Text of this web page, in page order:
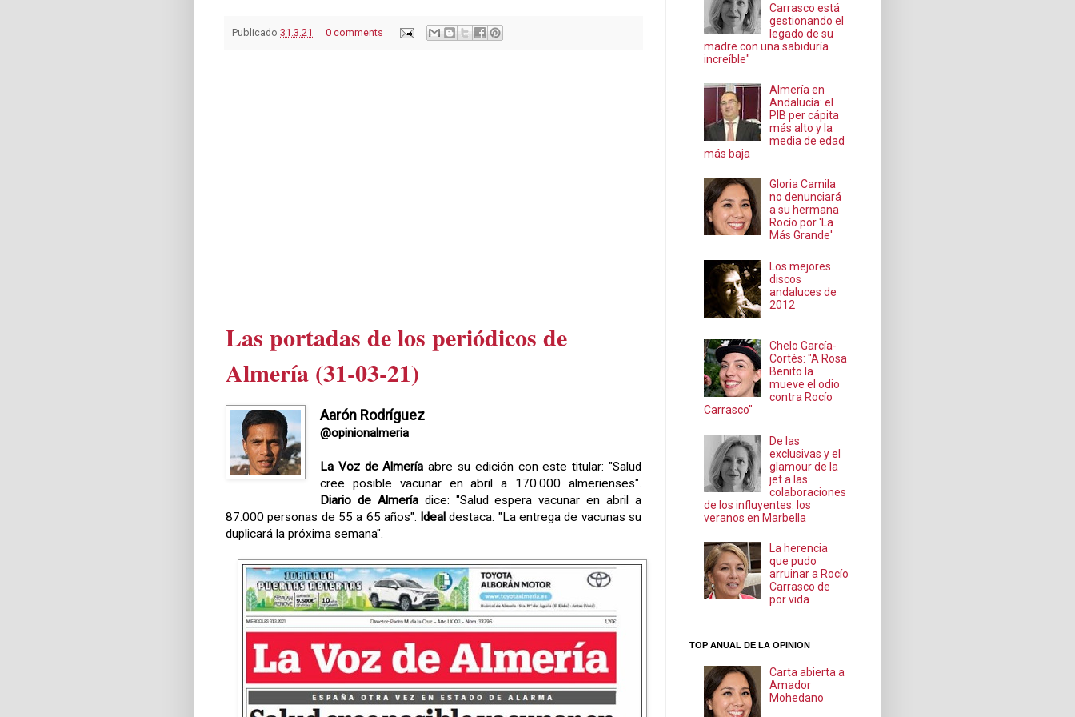
Publicado 31.3.21 0 comments
Las portadas de los periódicos de
Almería (31-03-21)
Aarón Rodríguez
@opinionalmeria
La Voz de Almería abre su edición con este titular: "Salud
cree posible vacunar en abril a 170.000 almerienses".
Diario de Almeríadice: "Salud espera vacunar en abril a
87.000 personas de 55 a 65 años". Ideal destaca: "La entrega de vacunas su
duplicará la próxima semana".
Carrasco está
gestionando el
legado de su
madre con una sabiduría
increíble"
Almería en
Andalucía: el
PIB per cápita
más alto y la
media de edad
más baja
Gloria Camila
no denunciará
a su hermana
Rocío por 'La
Más Grande'
Los mejores
discos
andaluces de
2012
Chelo García-
Cortés: "A Rosa
Benito la
mueve el odio
contra Rocío
Carrasco"
De las
exclusivas y el
glamour de la
jet a las
colaboraciones
de los influyentes: los
veranos en Marbella
La herencia
que pudo
arruinar a Rocío
Carrasco de
por vida
TOP ANUAL DE LA OPINION
Carta abierta a
Amador
Mohedano